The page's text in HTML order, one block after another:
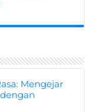
Mengejar